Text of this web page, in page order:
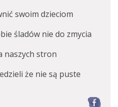
swoim dzieciom
śladów nie do zmycia
naszych stron
że nie są puste